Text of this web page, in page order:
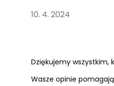
10. 4. 2024
Dziękujemy wszystkim,
Wasze opinie